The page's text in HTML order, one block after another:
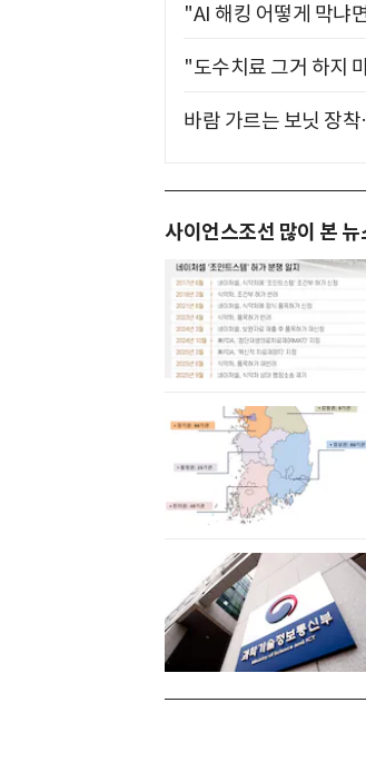
"AI 해킹 어떻게 막냐
"도수치료 그거 하지
바람 가르는 보닛 장
사이언스조선 많이 본 뉴